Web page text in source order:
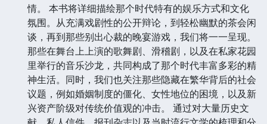
情。 本书将详细描绘那个时代特有的娱乐方式和文化
氛围。从充满戏剧性的公开辩论，到轻松幽默的茶会闲
谈，再到那些别出心裁的晚宴游戏，我们将一一呈现。
那些在舞台上上演的歌舞剧、滑稽剧，以及在私家花园
里举行的音乐沙龙，共同构成了那个时代丰富多彩的精
神生活。同时，我们也关注那些隐藏在繁华背后的社会
议题，例如婚姻制度的僵化、女性地位的困境，以及新
兴资产阶级对传统价值观的冲击。 通过对大量历史文